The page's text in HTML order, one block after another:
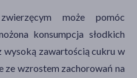
może pomóc
konsumpcja słodkich
zawartością cukru w
wzrostem zachorowań na